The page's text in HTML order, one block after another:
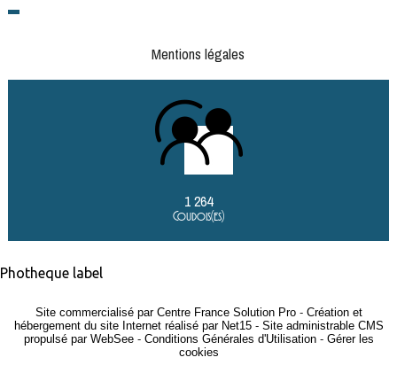
Mentions légales
1 264
Coudois(es)
Photheque label
Site commercialisé par Centre France Solution Pro- Création et
hébergement du site Internet réalisé par Net15- Site administrable CMS
propulsé par WebSee- Conditions Générales d'Utilisation- Gérer les
cookies